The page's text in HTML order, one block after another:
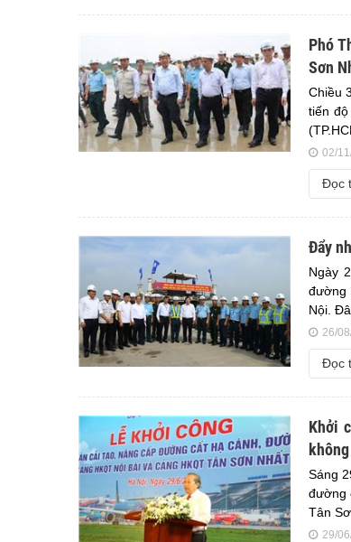
Phó
Sơn
Chiều
tiến
02/
Đọc
Đẩy
Ngày
đường
Nội.
26/
Đọc
Khởi
Sáng
đường
Tân
29/